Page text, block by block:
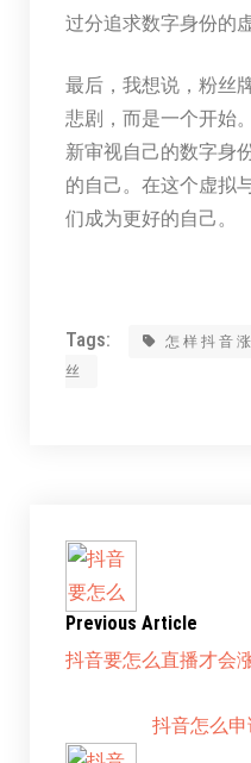
过分追求数字身份的虚
最后，我想说，粉丝
悲剧，而是一个开始
新审视自己的数字身
的自己。在这个虚拟
们成为更好的自己。
Tags: 怎样抖音
丝
Previous Article
抖音要怎么直播才会
抖音怎么